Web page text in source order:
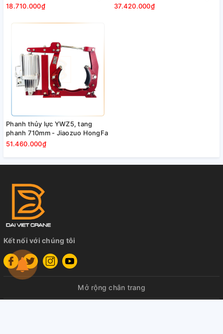
18.710.000₫
37.420.000₫
Phanh thủy lực YWZ5, tang
phanh 710mm - Jiaozuo HongFa
51.460.000₫
Kết nối với chúng tôi
Mở rộng chân trang